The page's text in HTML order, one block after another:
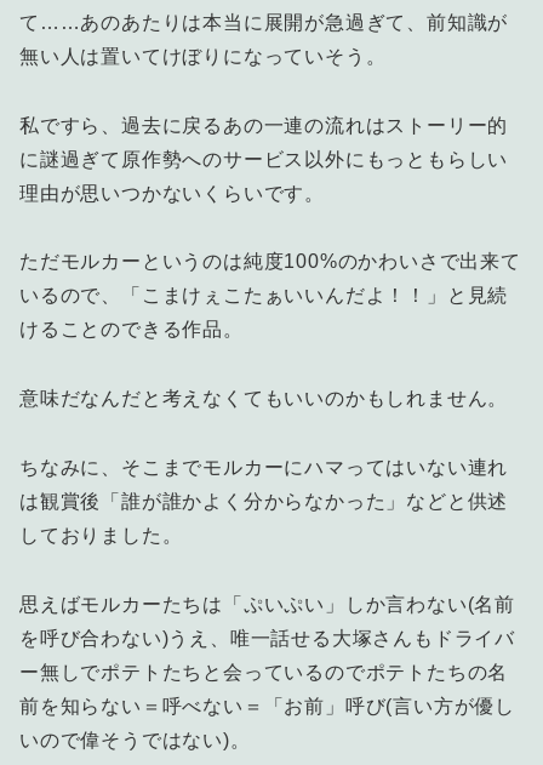
て……あのあたりは本当に展開が急過ぎて、前知識が
無い人は置いてけぼりになっていそう。
私ですら、過去に戻るあの一連の流れはストーリー的
に謎過ぎて原作勢へのサービス以外にもっともらしい
理由が思いつかないくらいです。
ただモルカーというのは純度100%のかわいさで出来て
いるので、「こまけぇこたぁいいんだよ！！」と見続
けることのできる作品。
意味だなんだと考えなくてもいいのかもしれません。
ちなみに、そこまでモルカーにハマってはいない連れ
は観賞後「誰が誰かよく分からなかった」などと供述
しておりました。
思えばモルカーたちは「ぷいぷい」しか言わない(名前
を呼び合わない)うえ、唯一話せる大塚さんもドライバ
ー無しでポテトたちと会っているのでポテトたちの名
前を知らない＝呼べない＝「お前」呼び(言い方が優し
いので偉そうではない)。